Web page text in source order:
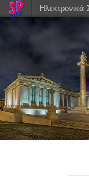
Ηλεκτρονικά